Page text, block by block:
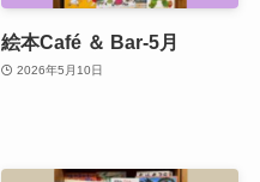
絵本Café ＆ Bar-5月
2026年5月10日